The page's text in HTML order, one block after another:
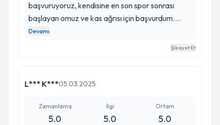
başvuruyoruz, kendisine en son spor sonrası
başlayan omuz ve kas ağrısı için başvurdum.
Uyguladığı tedaviyle 3 gün içerisinde kaldığım
yaşadık. Kendisine çok teşekkür ediyorum, hem
detaylı açıklamaları için…
Devamı
Şikayet Et
L*** K***05.03.2025
Zamanlama
5.0
İlgi
5.0
Ortam
5.0